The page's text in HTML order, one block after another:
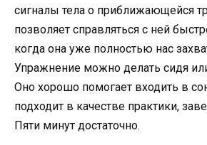
сигналы тела о приближающейся
позволяет справляться с ней
когда она уже полностью нас
Упражнение можно делать сидя
Оно хорошо помогает входить в
подходит в качестве практики,
Пяти минут достаточно.